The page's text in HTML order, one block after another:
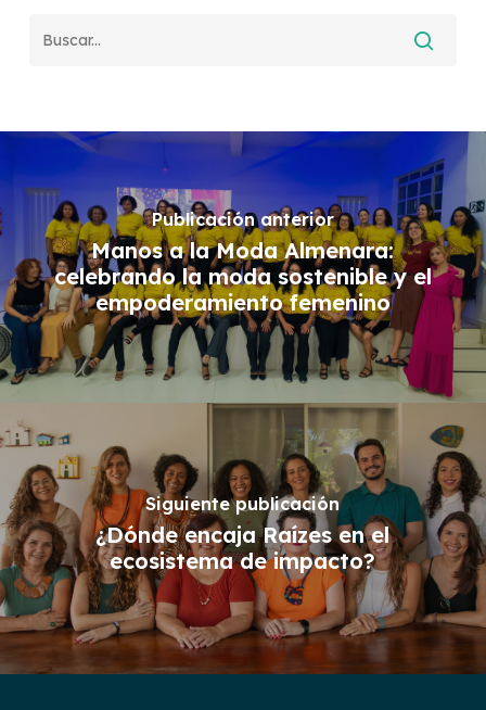
Publicación anterior
Manos a la Moda Almenara:
celebrando la moda sostenible y el
empoderamiento femenino
Siguiente publicación
¿Dónde encaja Raízes en el
ecosistema de impacto?